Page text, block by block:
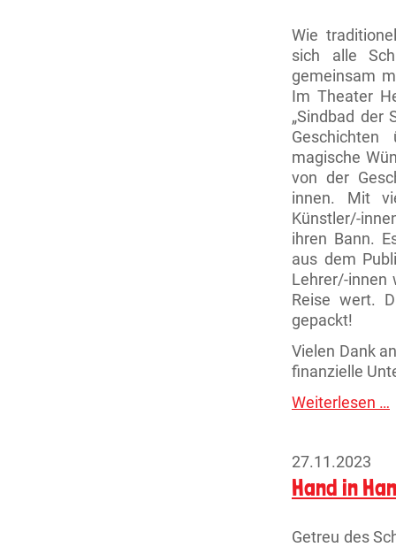
Wie
sich alle
gemeinsam
Im Theater
„Sindbad der
magische
von der
innen. Mit
Künstler/-
ihren Bann.
aus dem
Lehrer/-innen
Reise wert.
gepackt!
Vielen Dank
finanzielle
Weiterlesen …
27.11.2023
Hand in
Getreu des